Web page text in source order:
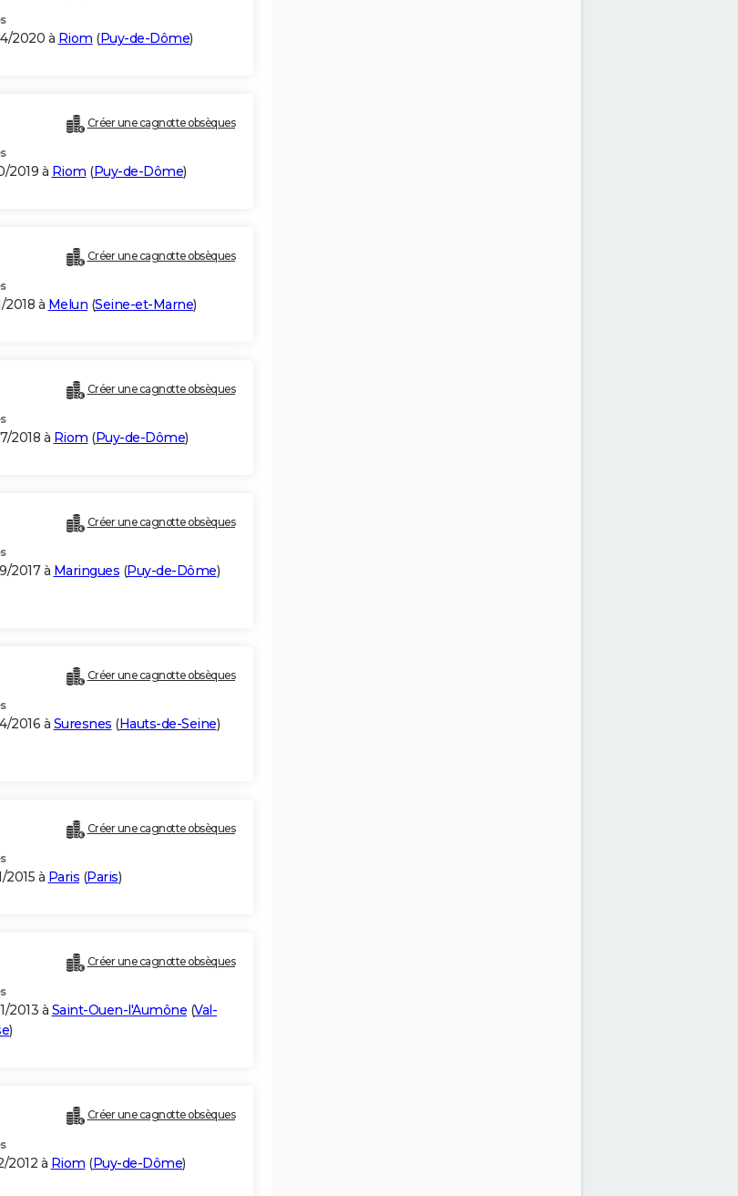
2020 à Riom (Puy-de-Dôme)
Créer une cagnotte obsèques
2019 à Riom (Puy-de-Dôme)
Créer une cagnotte obsèques
2018 à Melun (Seine-et-Marne)
Créer une cagnotte obsèques
2018 à Riom (Puy-de-Dôme)
Créer une cagnotte obsèques
2017 à Maringues (Puy-de-Dôme)
Créer une cagnotte obsèques
2016 à Suresnes (Hauts-de-Seine)
Créer une cagnotte obsèques
2015 à Paris (Paris)
Créer une cagnotte obsèques
2013 à Saint-Ouen-l'Aumône (Val-
)
Créer une cagnotte obsèques
2012 à Riom (Puy-de-Dôme)